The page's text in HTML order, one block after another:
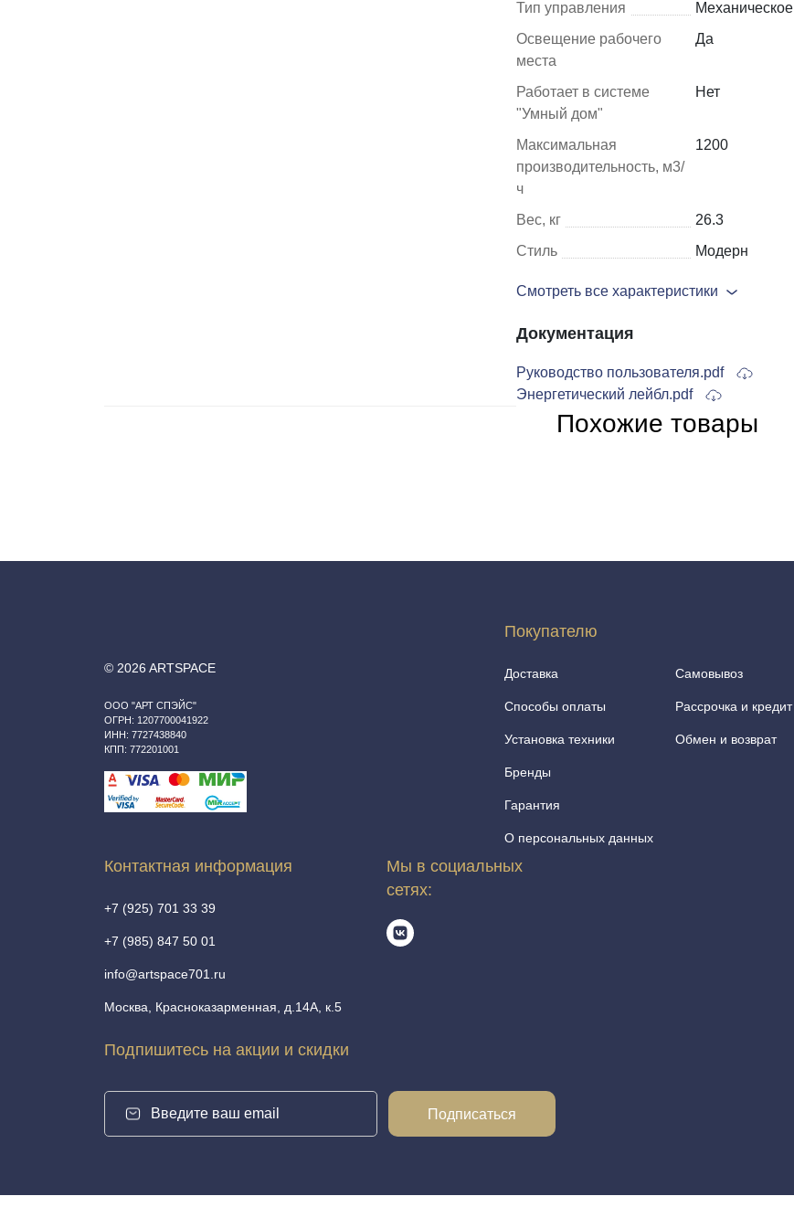
Шкафы и
Витрины
Шкафы
Стеллажи
Тип управления
Механическое
Освещение рабочего
места
Да
Работает в системе
"Умный дом"
Нет
Максимальная
производительность, м3/
ч
1200
Вес, кг
26.3
Стиль
Модерн
Смотреть все характеристики
Документация
Руководство пользователя.pdf
Энергетический лейбл.pdf
Похожие товары
© 2026 ARTSPACE
ООО "АРТ СПЭЙС"
ОГРН: 1207700041922
ИНН: 7727438840
КПП: 772201001
Покупателю
Доставка
Способы оплаты
Установка техники
Бренды
Гарантия
О персональных данных
Самовывоз
Рассрочка и кредит
Обмен и возврат
Контактная информация
+7 (925) 701 33 39
+7 (985) 847 50 01
info@artspace701.ru
Москва, Красноказарменная, д.14А, к.5
Мы в социальных
сетях:
Подпишитесь на акции и скидки
Подписаться